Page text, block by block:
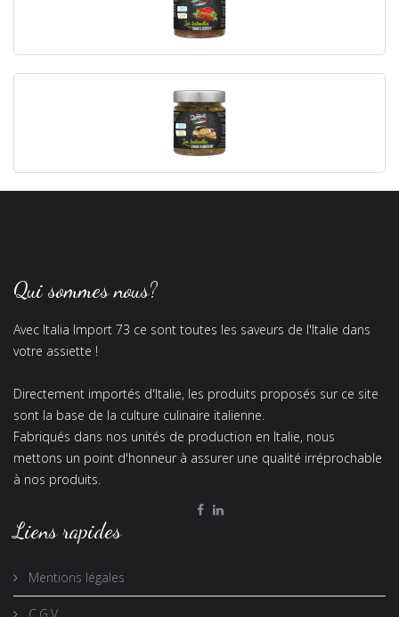
Qui sommes nous?
Avec Italia Import 73 ce sont toutes les saveurs de l'Italie dans
votre assiette !
Directement importés d'Italie, les produits proposés sur ce site
sont la base de la culture culinaire italienne.
Fabriqués dans nos unités de production en Italie, nous
mettons un point d'honneur à assurer une qualité irréprochable
à nos produits.
Liens rapides
Mentions légales